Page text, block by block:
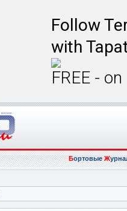
Follow
with
FREE -
БортовыеЖ